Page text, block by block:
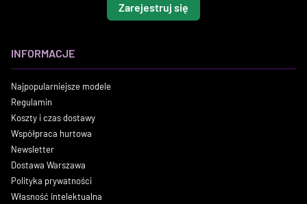
Zarejestruj się
INFORMACJE
Najpopularniejsze modele
Regulamin
Koszty i czas dostawy
Współpraca hurtowa
Newsletter
Dostawa Warszawa
Polityka prywatności
Własność intelektualna